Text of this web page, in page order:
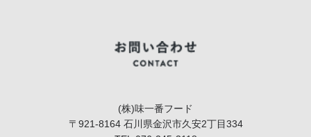
(株)味一番フード
〒921-8164 石川県金沢市久安2丁目334